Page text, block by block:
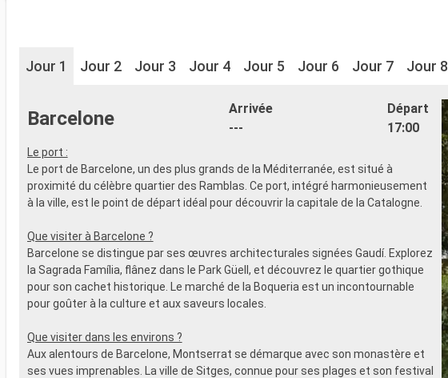
Jour 1 Jour 2 Jour 3 Jour 4 Jour 5 Jour 6 Jour 7 Jour 8
Barcelone
Arrivée
---
Départ
17:00
Le port :
Le port de Barcelone, un des plus grands de la Méditerranée, est situé à
proximité du célèbre quartier des Ramblas. Ce port, intégré harmonieusement
à la ville, est le point de départ idéal pour découvrir la capitale de la Catalogne.
Que visiter à Barcelone ?
Barcelone se distingue par ses œuvres architecturales signées Gaudí. Explorez
la Sagrada Família, flânez dans le Park Güell, et découvrez le quartier gothique
pour son cachet historique. Le marché de la Boqueria est un incontournable
pour goûter à la culture et aux saveurs locales.
Que visiter dans les environs ?
Aux alentours de Barcelone, Montserrat se démarque avec son monastère et
ses vues imprenables. La ville de Sitges, connue pour ses plages et son festival